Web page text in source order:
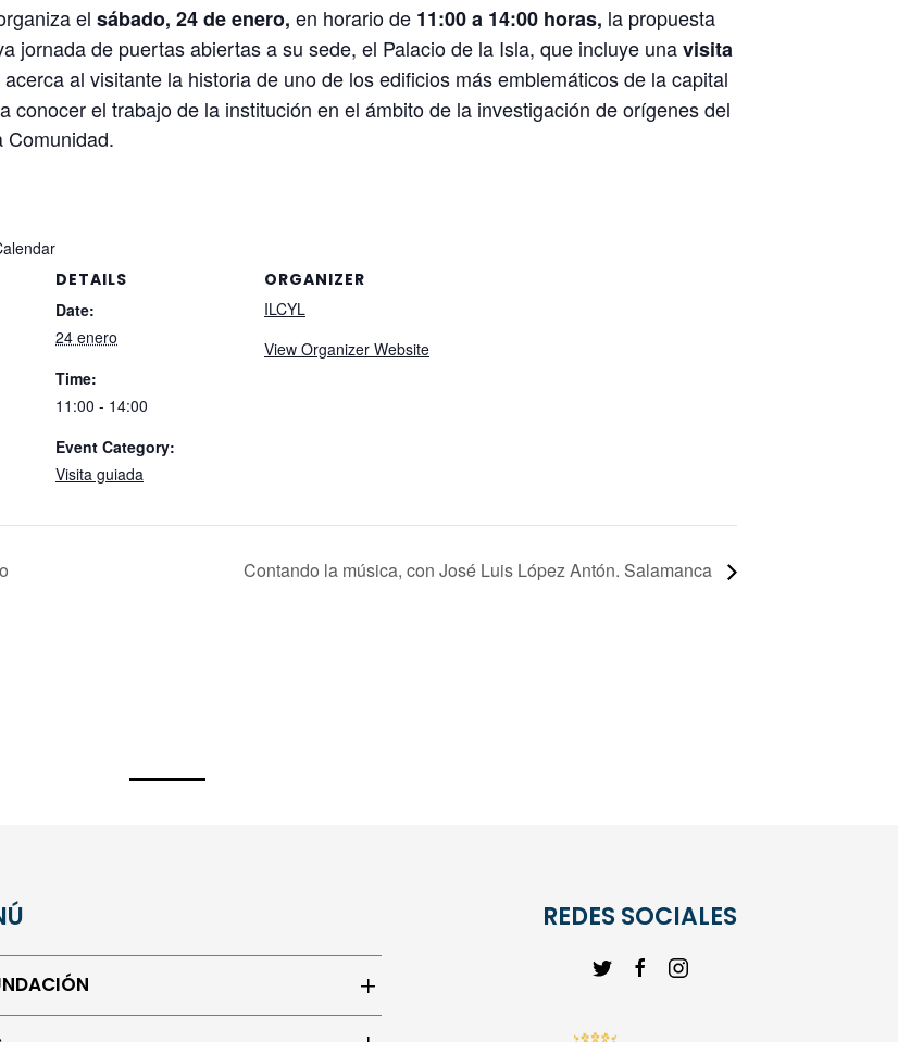
el sábado, 24 de enero, en horario de 11:00 a 14:00 horas, la propuesta
jornada de puertas abiertas a su sede, el Palacio de la Isla, que incluye unavisita
al visitante la historia de uno de los edificios más emblemáticos de la capital
conocer el trabajo de la institución en el ámbito de la investigación de orígenes del
Comunidad.
DETAILS
Date:
24 enero
Time:
11:00 - 14:00
Event Category:
Visita guiada
ORGANIZER
ILCYL
View Organizer Website
Contando la música, con José Luis López Antón. Salamanca
REDES SOCIALES